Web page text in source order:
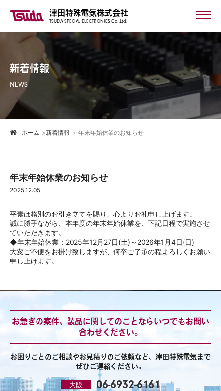
津田特殊電気株式会社
TSUDA SPECIAL ELECTRONICS Co.,Ltd.
新着情報
NEWS
ホーム >新着情報 > 年末年始休業のお知らせ
年末年始休業のお知らせ
2025.12.05
平素は格別のお引き立てを賜り、心よりお礼申し上げます。
誠に勝手ながら、本年度の年末年始休業を、下記日程で実施させ
ていただきます。
◆年末年始休業：2025年12月27日(土)～2026年1月4日(日)
大変ご不便をお掛け致しますが、何卒ご了承の程よろしくお願い
申し上げます。
お急ぎの案件、製品に関してのことならいつでもお問い
合わせください。
お困りごとのご相談やお見積りのご依頼など、津田特殊電気まで
ぜひご連絡ください。
大阪 06-6932-6161